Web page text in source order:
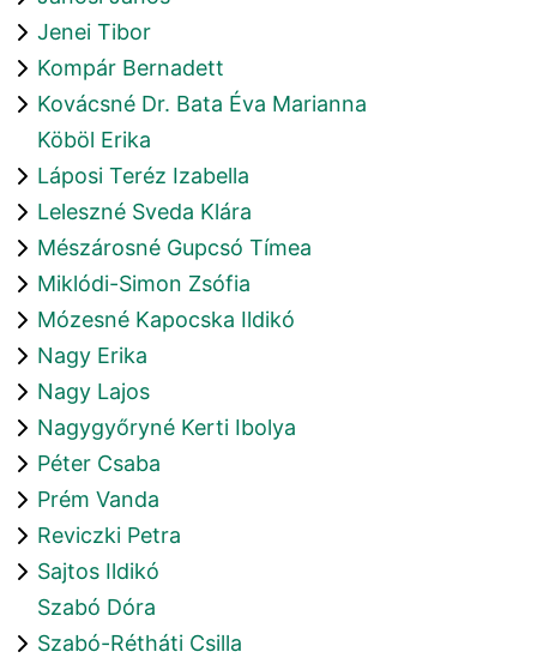
Jenei Tibor
Kompár Bernadett
Kovácsné Dr. Bata Éva Marianna
Köböl Erika
Láposi Teréz Izabella
Leleszné Sveda Klára
Mészárosné Gupcsó Tímea
Miklódi-Simon Zsófia
Mózesné Kapocska Ildikó
Nagy Erika
Nagy Lajos
Nagygyőryné Kerti Ibolya
Péter Csaba
Prém Vanda
Reviczki Petra
Sajtos Ildikó
Szabó Dóra
Szabó-Rétháti Csilla